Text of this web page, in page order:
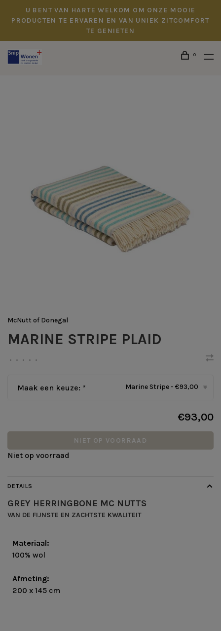
U BENT VAN HARTE WELKOM OM ONZE MOOIE
PRODUCTEN TE ERVAREN EN VAN UNIEK ZITCOMFORT
TE GENIETEN
0
McNutt of Donegal
MARINE STRIPE PLAID
• • • • •
Maak een keuze: * Marine Stripe - €93,00 ▾
€93,00
NIET OP VOORRAAD
Niet op voorraad
DETAILS
GREY HERRINGBONE MC NUTTS
VAN DE FIJNSTE EN ZACHTSTE KWALITEIT
Materiaal:
100% wol
Afmeting:
200 x 145 cm